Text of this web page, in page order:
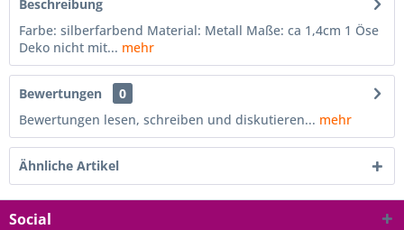
Beschreibung
Farbe: silberfarbend Material: Metall Maße: ca 1,4cm 1 Öse
Deko nicht mit... mehr
Bewertungen
0
Bewertungen lesen, schreiben und diskutieren... mehr
Ähnliche Artikel
Social